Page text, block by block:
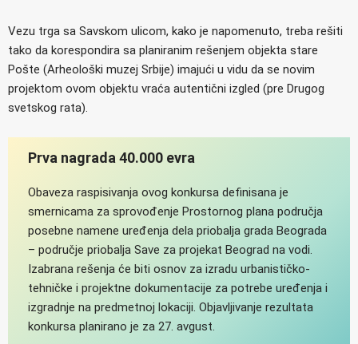
Vezu trga sa Savskom ulicom, kako je napomenuto, treba rešiti
tako da korespondira sa planiranim rešenjem objekta stare
Pošte (Arheološki muzej Srbije) imajući u vidu da se novim
projektom ovom objektu vraća autentični izgled (pre Drugog
svetskog rata).
Prva nagrada 40.000 evra
Obaveza raspisivanja ovog konkursa definisana je
smernicama za sprovođenje Prostornog plana područja
posebne namene uređenja dela priobalja grada Beograda
– područje priobalja Save za projekat Beograd na vodi.
Izabrana rešenja će biti osnov za izradu urbanističko-
tehničke i projektne dokumentacije za potrebe uređenja i
izgradnje na predmetnoj lokaciji. Objavljivanje rezultata
konkursa planirano je za 27. avgust.